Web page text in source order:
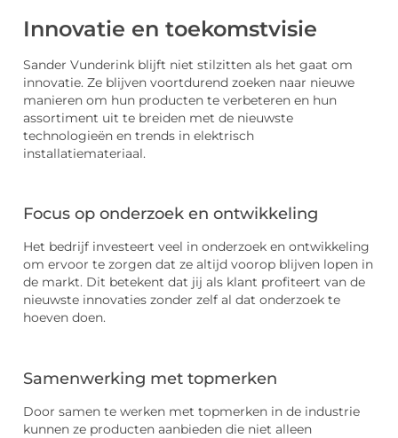
Innovatie en toekomstvisie
Sander Vunderink blijft niet stilzitten als het gaat om
innovatie. Ze blijven voortdurend zoeken naar nieuwe
manieren om hun producten te verbeteren en hun
assortiment uit te breiden met de nieuwste
technologieën en trends in elektrisch
installatiemateriaal.
Focus op onderzoek en ontwikkeling
Het bedrijf investeert veel in onderzoek en ontwikkeling
om ervoor te zorgen dat ze altijd voorop blijven lopen in
de markt. Dit betekent dat jij als klant profiteert van de
nieuwste innovaties zonder zelf al dat onderzoek te
hoeven doen.
Samenwerking met topmerken
Door samen te werken met topmerken in de industrie
kunnen ze producten aanbieden die niet alleen